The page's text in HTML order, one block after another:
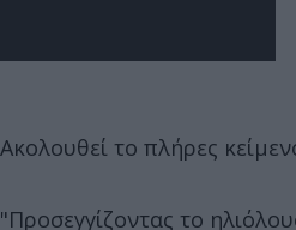
Ακολουθεί το πλήρες
"Προσεγγίζοντας το